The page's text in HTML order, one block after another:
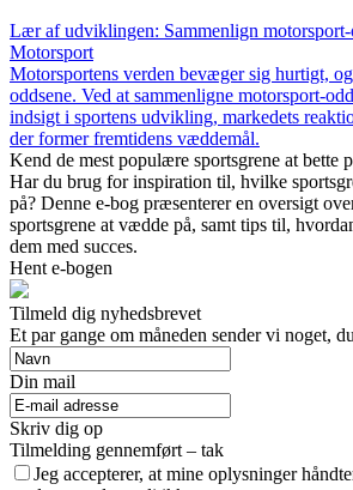
Lær af udviklingen: Sammenlign motorsport-
Motorsport
Motorsportens verden bevæger sig hurtigt,
oddsene. Ved at sammenligne motorsport-
indsigt i sportens udvikling, markedets
der former fremtidens væddemål.
Kend de mest populære sportsgrene at bette
Har du brug for inspiration til, hvilke
på? Denne e-bog præsenterer en oversigt
sportsgrene at vædde på, samt tips til,
dem med succes.
Hent e-bogen
Tilmeld dig nyhedsbrevet
Et par gange om måneden sender vi noget,
Din mail
Skriv dig op
Tilmelding gennemført – tak
Jeg accepterer, at mine oplysninger